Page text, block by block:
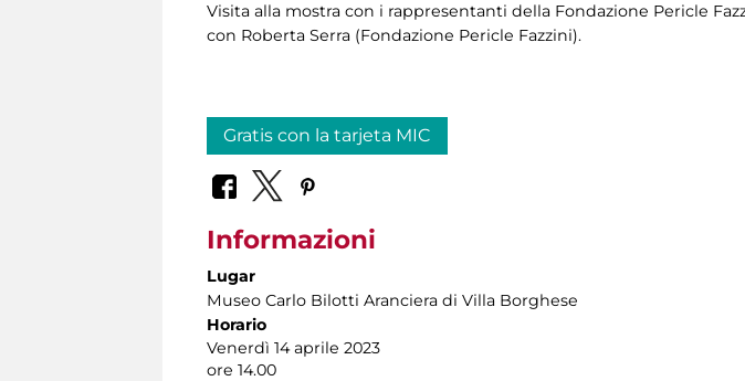
Visita alla mostra con i rappresentanti della Fondazione Pericle
con Roberta Serra (Fondazione Pericle Fazzini).
Gratis con la tarjeta MIC
Informazioni
Lugar
Museo Carlo Bilotti Aranciera di Villa Borghese
Horario
Venerdì 14 aprile 2023
ore 14.00